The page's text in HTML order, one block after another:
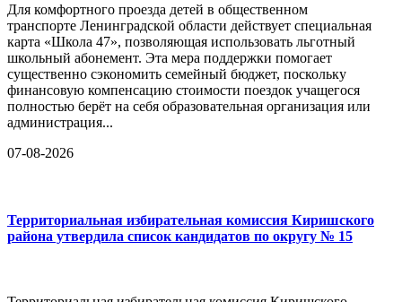
Для комфортного проезда детей в общественном
транспорте Ленинградской области действует специальная
карта «Школа 47», позволяющая использовать льготный
школьный абонемент. Эта мера поддержки помогает
существенно сэкономить семейный бюджет, поскольку
финансовую компенсацию стоимости поездок учащегося
полностью берёт на себя образовательная организация или
администрация...
07-08-2026
Территориальная избирательная комиссия Киришского
района утвердила список кандидатов по округу № 15